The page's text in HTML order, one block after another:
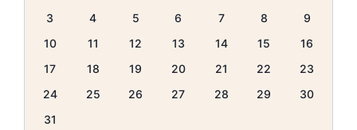
3
4 5 6 7 8
9
10
11 12 13 14 15
16
17
18 19 20 21 22
23
24
25 26 27 28 29
30
31